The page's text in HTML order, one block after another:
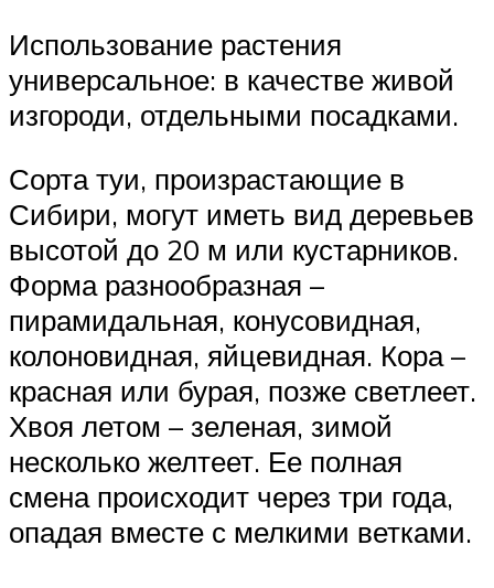
Использование растения
универсальное: в качестве живой
изгороди, отдельными посадками.
Сорта туи, произрастающие в
Сибири, могут иметь вид деревьев
высотой до 20 м или кустарников.
Форма разнообразная –
пирамидальная, конусовидная,
колоновидная, яйцевидная. Кора –
красная или бурая, позже светлеет.
Хвоя летом – зеленая, зимой
несколько желтеет. Ее полная
смена происходит через три года,
опадая вместе с мелкими ветками.